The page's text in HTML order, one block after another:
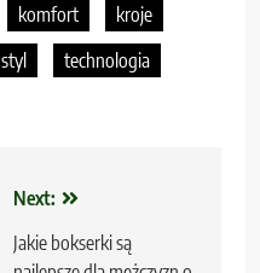
komfort
kroje
styl
technologia
Next:
Jakie bokserki są